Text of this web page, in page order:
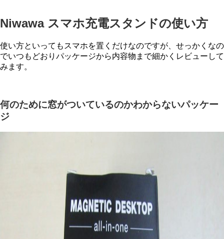
Niwawa スマホ充電スタンドの使い方
使い方といってもスマホを置くだけなのですが、せっかくなの
でいつもどおりパッケージから内容物まで細かくレビューして
みます。
何のために窓がついているのかわからないパッケー
ジ